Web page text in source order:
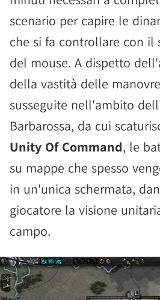
scenario per capire le
che si fa controllare con il
del mouse. A dispetto
della vastità delle
susseguite nell'ambito
Barbarossa, da cui
Unity Of Command, le
su mappe che spesso
in un'unica schermata,
giocatore la visione
campo.